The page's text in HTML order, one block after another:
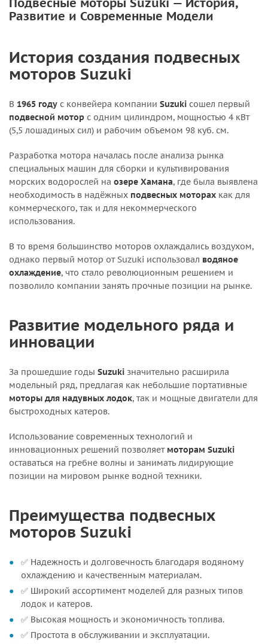
Развитие и Современные Модели
История создания подвесных
моторов Suzuki
В 1965 году с конвейера компании Suzuki сошел первый
подвесной мотор с одним цилиндром, мощностью 4 кВт
(5,5 лошадиных сил) и рабочим объемом 98 куб. см.
Разработка мотора началась после анализа рынка
специальных машин для сборки и культивирования
морских водорослей на озере Хамана, где была выявлена
необходимость в надёжных подвесных моторах как для
коммерческого, так и для некоммерческого
использования.
В то время большинство моторов охлаждались воздухом,
однако первый мотор от Suzuki использовал водяное
охлаждение, что стало революционным решением и
позволило компании занять прочные позиции на рынке.
Развитие модельного ряда и
инновации
За прошедшие годы Suzuki значительно расширила
модельный ряд, предлагая как небольшие портативные
моторы для надувных лодок, так и мощные двигатели для
быстроходных катеров.
Использование современных технологий и
инновационных решений позволяет моторам Suzuki
оставаться на гребне волны и занимать лидирующие
позиции на мировом рынке водной техники.
Преимущества подвесных
моторов Suzuki
✅ Надежность и долговечность благодаря водяному
охлаждению и качественным материалам.
✅ Широкий ассортимент моделей для разных типов
лодок и катеров.
✅ Высокая мощность и экономичность топлива.
✅ Простота в обслуживании и эксплуатации.